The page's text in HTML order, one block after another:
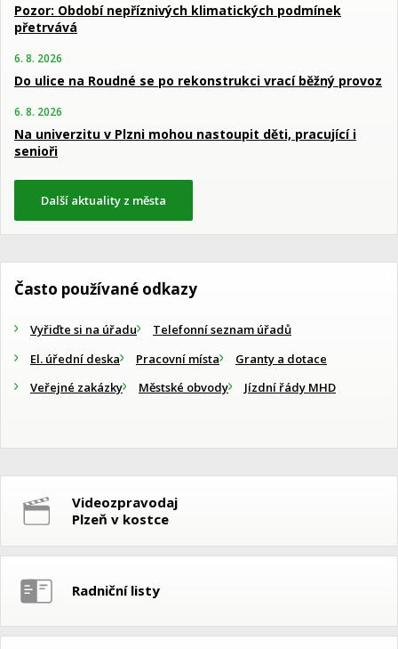
Pozor: Období nepříznivých klimatických podmínek
přetrvává
6. 8. 2026
Do ulice na Roudné se po rekonstrukci vrací běžný provoz
6. 8. 2026
Na univerzitu v Plzni mohou nastoupit děti, pracující i
senioři
Další aktuality z města
Často používané odkazy
Vyřiďte si na úřadu
Telefonní seznam úřadů
El. úřední deska
Pracovní místa
Granty a dotace
Veřejné zakázky
Městské obvody Jízdní řády MHD
Videozpravodaj
Plzeň v kostce
Radniční listy